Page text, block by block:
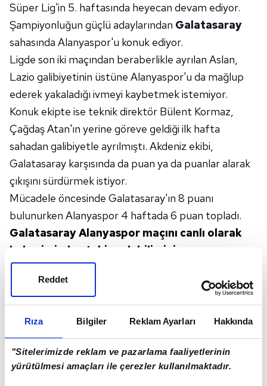
Rıza Bilgiler Reklam Ayarları Hakkında
"Sitelerimizde reklam ve pazarlama faaliyetlerinin
yürütülmesi amaçları ile çerezler kullanılmaktadır.
Reddet
Süper Lig'in 5. haftasında heyecan devam ediyor.
Şampiyonluğun güçlü adaylarından Galatasaray
sahasında Alanyaspor'u konuk ediyor.
Ligde son iki maçından beraberlikle ayrılan Aslan,
Lazio galibiyetinin üstüne Alanyaspor'u da mağlup
ederek yakaladığı ivmeyi kaybetmek istemiyor.
Konuk ekipte ise teknik direktör Bülent Kormaz,
Çağdaş Atan'ın yerine göreve geldiği ilk hafta
sahadan galibiyetle ayrılmıştı. Akdeniz ekibi,
Galatasaray karşısında da puan ya da puanlar alarak
çıkışını sürdürmek istiyor.
Mücadele öncesinde Galatasaray'ın 8 puanı
bulunurken Alanyaspor 4 haftada 6 puan topladı.
Galatasaray Alanyaspor maçını canlı olarak
haberimizden takip edebilirsiniz;
İLK 11'LER
Galatasaray:
Luyindama, Aanholt, Taylan, Berkan, Cicaldau,
Morutan, Kerem, Halil.